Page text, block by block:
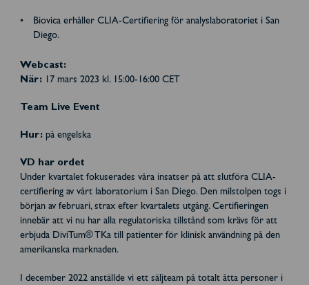
Biovica erhåller CLIA-Certifiering för analyslaboratoriet i San
Diego.
Webcast:
När: 17 mars 2023 kl. 15:00-16:00 CET
Team Live Event
Hur: på engelska
VD har ordet
Under kvartalet fokuserades våra insatser på att slutföra CLIA-
certifiering av vårt laboratorium i San Diego. Den milstolpen togs i
början av februari, strax efter kvartalets utgång. Certifieringen
innebär att vi nu har alla regulatoriska tillstånd som krävs för att
erbjuda DiviTum® TKa till patienter för klinisk användning på den
amerikanska marknaden.
I december 2022 anställde vi ett säljteam på totalt åtta personer i